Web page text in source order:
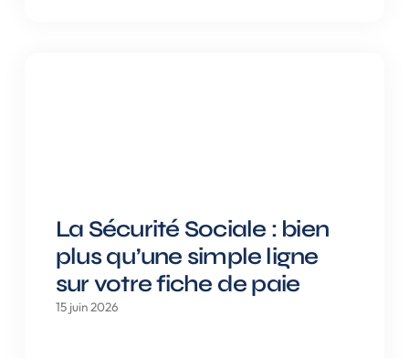
La Sécurité Sociale : bien
plus qu’une simple ligne
sur votre fiche de paie
15 juin 2026